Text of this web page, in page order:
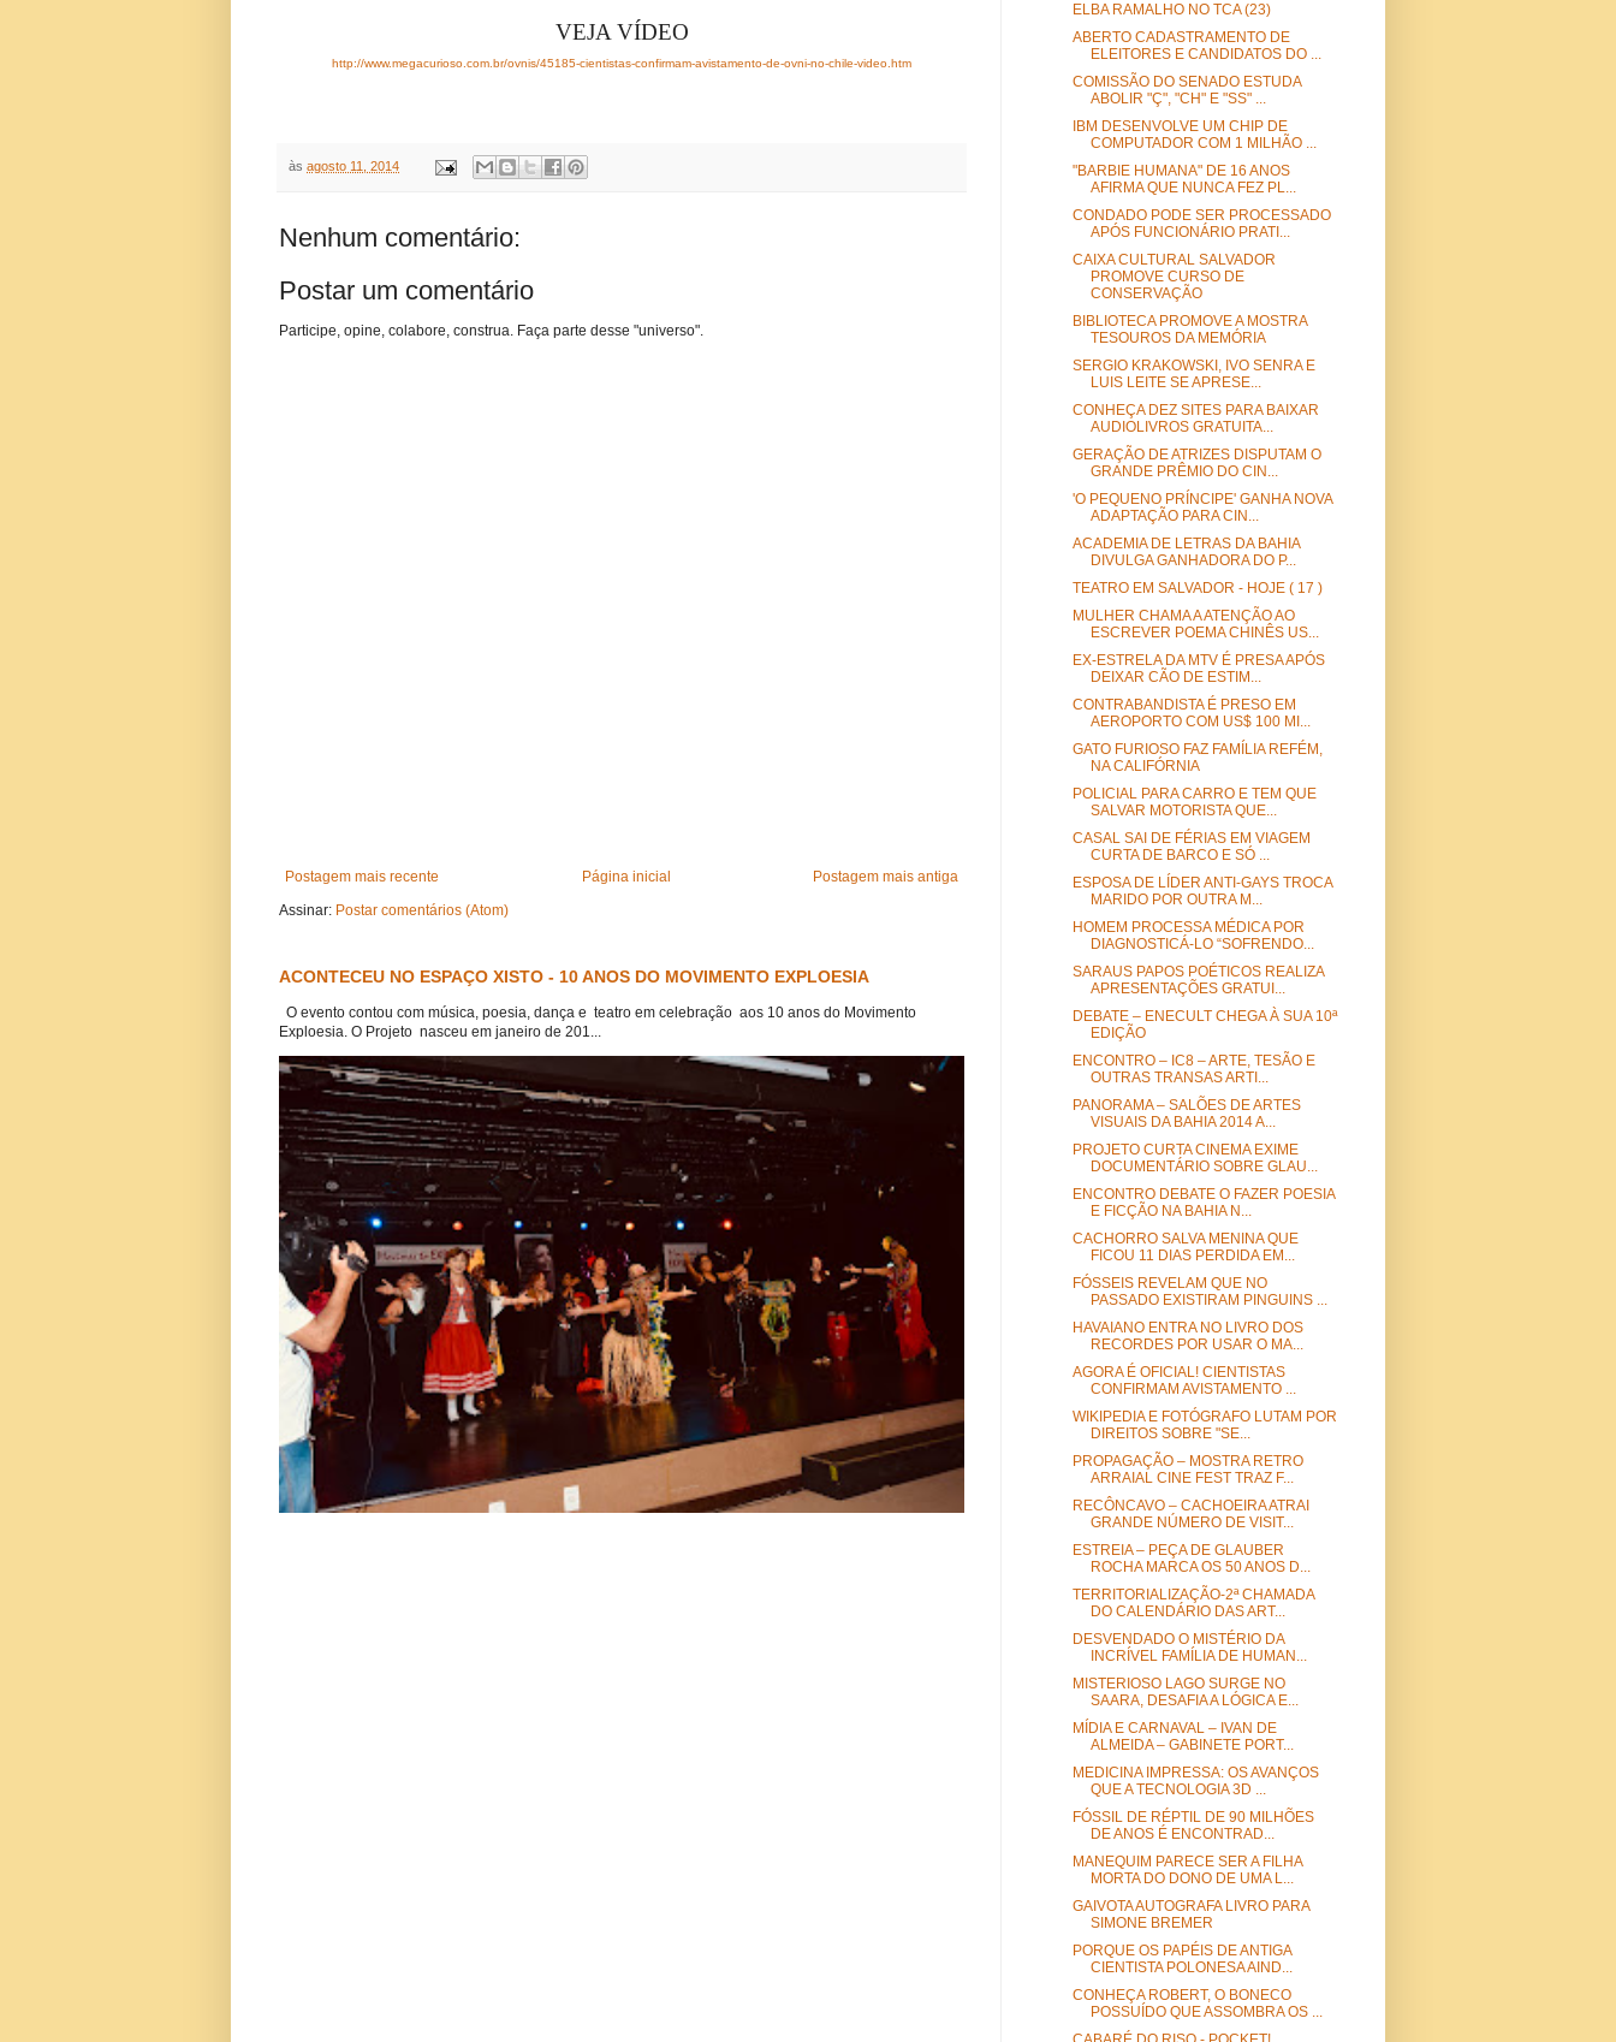
VEJA VÍDEO
http://www.megacurioso.com.br/ovnis/45185-cientistas-confirmam-avistamento-de-ovni-no-chile-video.htm
às agosto 11, 2014
Nenhum comentário:
Postar um comentário
Participe, opine, colabore, construa. Faça parte desse "universo".
Postagem mais recente Postagem mais antiga
Página inicial
Assinar: Postar comentários (Atom)
ACONTECEU NO ESPAÇO XISTO - 10 ANOS DO MOVIMENTO EXPLOESIA
O evento contou com música, poesia, dança e teatro em celebração aos 10 anos do Movimento
Exploesia. O Projeto nasceu em janeiro de 201...
ELBA RAMALHO NO TCA (23)
ABERTO CADASTRAMENTO DE
ELEITORES E CANDIDATOS DO ...
COMISSÃO DO SENADO ESTUDA
ABOLIR "Ç", "CH" E "SS" ...
IBM DESENVOLVE UM CHIP DE
COMPUTADOR COM 1 MILHÃO ...
"BARBIE HUMANA" DE 16 ANOS
AFIRMA QUE NUNCA FEZ PL...
CONDADO PODE SER PROCESSADO
APÓS FUNCIONÁRIO PRATI...
CAIXA CULTURAL SALVADOR
PROMOVE CURSO DE
CONSERVAÇÃO
BIBLIOTECA PROMOVE A MOSTRA
TESOUROS DA MEMÓRIA
SERGIO KRAKOWSKI, IVO SENRA E
LUIS LEITE SE APRESE...
CONHEÇA DEZ SITES PARA BAIXAR
AUDIOLIVROS GRATUITA...
GERAÇÃO DE ATRIZES DISPUTAM O
GRANDE PRÊMIO DO CIN...
'O PEQUENO PRÍNCIPE' GANHA NOVA
ADAPTAÇÃO PARA CIN...
ACADEMIA DE LETRAS DA BAHIA
DIVULGA GANHADORA DO P...
TEATRO EM SALVADOR - HOJE ( 17 )
MULHER CHAMA A ATENÇÃO AO
ESCREVER POEMA CHINÊS US...
EX-ESTRELA DA MTV É PRESA APÓS
DEIXAR CÃO DE ESTIM...
CONTRABANDISTA É PRESO EM
AEROPORTO COM US$ 100 MI...
GATO FURIOSO FAZ FAMÍLIA REFÉM,
NA CALIFÓRNIA
POLICIAL PARA CARRO E TEM QUE
SALVAR MOTORISTA QUE...
CASAL SAI DE FÉRIAS EM VIAGEM
CURTA DE BARCO E SÓ ...
ESPOSA DE LÍDER ANTI-GAYS TROCA
MARIDO POR OUTRA M...
HOMEM PROCESSA MÉDICA POR
DIAGNOSTICÁ-LO “SOFRENDO...
SARAUS PAPOS POÉTICOS REALIZA
APRESENTAÇÕES GRATUI...
DEBATE – ENECULT CHEGA À SUA 10ª
EDIÇÃO
ENCONTRO – IC8 – ARTE, TESÃO E
OUTRAS TRANSAS ARTI...
PANORAMA – SALÕES DE ARTES
VISUAIS DA BAHIA 2014 A...
PROJETO CURTA CINEMA EXIME
DOCUMENTÁRIO SOBRE GLAU...
ENCONTRO DEBATE O FAZER POESIA
E FICÇÃO NA BAHIA N...
CACHORRO SALVA MENINA QUE
FICOU 11 DIAS PERDIDA EM...
FÓSSEIS REVELAM QUE NO
PASSADO EXISTIRAM PINGUINS ...
HAVAIANO ENTRA NO LIVRO DOS
RECORDES POR USAR O MA...
AGORA É OFICIAL! CIENTISTAS
CONFIRMAM AVISTAMENTO ...
WIKIPEDIA E FOTÓGRAFO LUTAM POR
DIREITOS SOBRE "SE...
PROPAGAÇÃO – MOSTRA RETRO
ARRAIAL CINE FEST TRAZ F...
RECÔNCAVO – CACHOEIRA ATRAI
GRANDE NÚMERO DE VISIT...
ESTREIA – PEÇA DE GLAUBER
ROCHA MARCA OS 50 ANOS D...
TERRITORIALIZAÇÃO-2ª CHAMADA
DO CALENDÁRIO DAS ART...
DESVENDADO O MISTÉRIO DA
INCRÍVEL FAMÍLIA DE HUMAN...
MISTERIOSO LAGO SURGE NO
SAARA, DESAFIA A LÓGICA E...
MÍDIA E CARNAVAL – IVAN DE
ALMEIDA – GABINETE PORT...
MEDICINA IMPRESSA: OS AVANÇOS
QUE A TECNOLOGIA 3D ...
FÓSSIL DE RÉPTIL DE 90 MILHÕES
DE ANOS É ENCONTRAD...
MANEQUIM PARECE SER A FILHA
MORTA DO DONO DE UMA L...
GAIVOTA AUTOGRAFA LIVRO PARA
SIMONE BREMER
PORQUE OS PAPÉIS DE ANTIGA
CIENTISTA POLONESA AIND...
CONHEÇA ROBERT, O BONECO
POSSUÍDO QUE ASSOMBRA OS ...